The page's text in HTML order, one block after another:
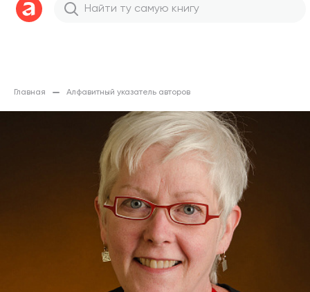
Главная Алфавитный указатель авторов